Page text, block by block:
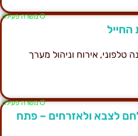
Ο משרה פעילה
אירוח וניהול מערך
Ο משרה פעילה
לצבא ולאזרחים – פתח